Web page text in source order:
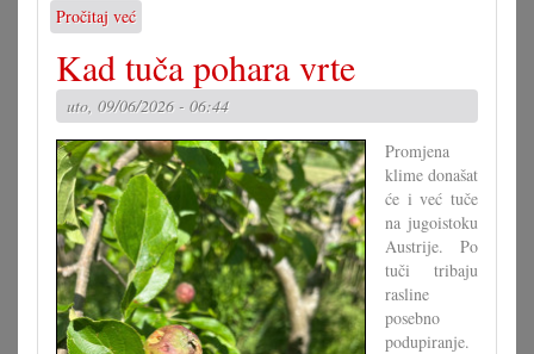
Pročitaj već
Stalna
konferencija
odbija
Europsku
školu
Kad tuča pohara vrte
uto, 09/06/2026 - 06:44
Promjena
klime donašat
će i već tuče
na jugoistoku
Austrije. Po
tuči tribaju
rasline
posebno
podupiranje.